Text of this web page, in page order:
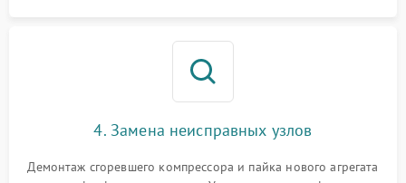
4. Замена неисправных узлов
Демонтаж сгоревшего компрессора и пайка нового агрегата